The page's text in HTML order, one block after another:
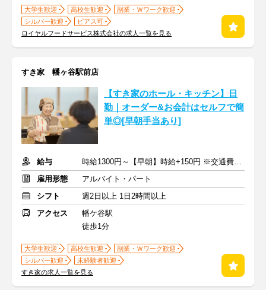
大学生歓迎 高校生歓迎
副業・Ｗワーク歓迎
シルバー歓迎
ピアス可
ロイヤルフードサービス株式会社の求人一覧を見る
すき家 幡ヶ谷駅前店
【すき家のホール・キッチン】日
勤｜オーダー&お会計はセルフで簡
単◎[早朝手当あり]
給与
時給1300円～【早朝】時給+150円 ※交通費支給
雇用形態
アルバイト・パート
シフト
週2日以上 1日2時間以上
アクセス
幡ケ谷駅
徒歩1分
大学生歓迎 高校生歓迎
副業・Ｗワーク歓迎
シルバー歓迎
未経験者歓迎
すき家の求人一覧を見る